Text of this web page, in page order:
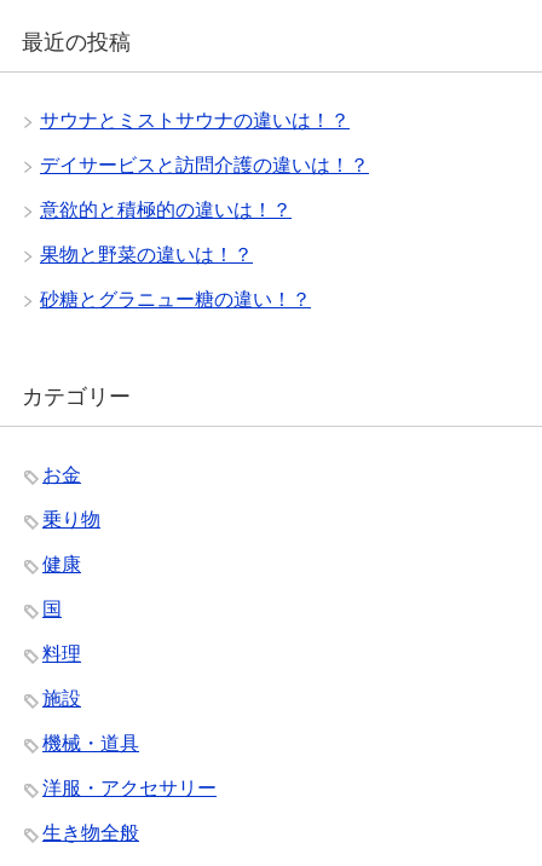
最近の投稿
サウナとミストサウナの違いは！？
デイサービスと訪問介護の違いは！？
意欲的と積極的の違いは！？
果物と野菜の違いは！？
砂糖とグラニュー糖の違い！？
カテゴリー
お金
乗り物
健康
国
料理
施設
機械・道具
洋服・アクセサリー
生き物全般